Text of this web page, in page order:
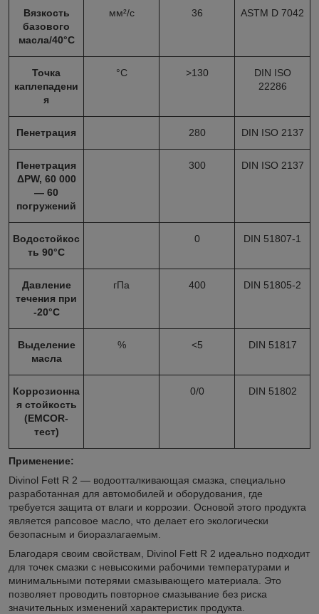
Вязкость
базового
масла/40°С
мм²/с 36 ASTM D 7042
Точка
каплепадени
я
°С >130
DIN ISO
22286
Пенетрация 280 DIN ISO 2137
Пенетрация
ΔPW, 60 000
— 60
погружений
300 DIN ISO 2137
Водостойкос
ть 90°С
0 DIN 51807-1
Давление
течения при
-20°С
гПа 400 DIN 51805-2
Выделение
масла
% <5 DIN 51817
Коррозионна
я стойкость
(EMCOR-
тест)
0/0 DIN 51802
Применение:
Divinol Fett R 2 — водоотталкивающая смазка, специально
разработанная для автомобилей и оборудования, где
требуется защита от влаги и коррозии. Основой этого продукта
является рапсовое масло, что делает его экологически
безопасным и биоразлагаемым.
Благодаря своим свойствам, Divinol Fett R 2 идеально подходит
для точек смазки с невысокими рабочими температурами и
минимальными потерями смазывающего материала. Это
позволяет проводить повторное смазывание без риска
значительных изменений характеристик продукта.